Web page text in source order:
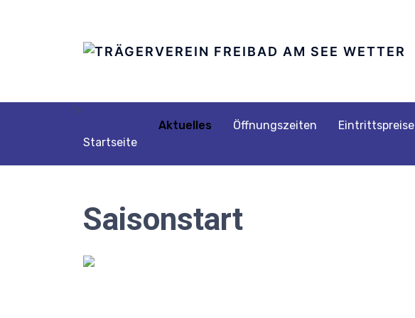
">
Startseite
Aktuelles Öffnungszeiten Eintrittspreise
Saisonstart